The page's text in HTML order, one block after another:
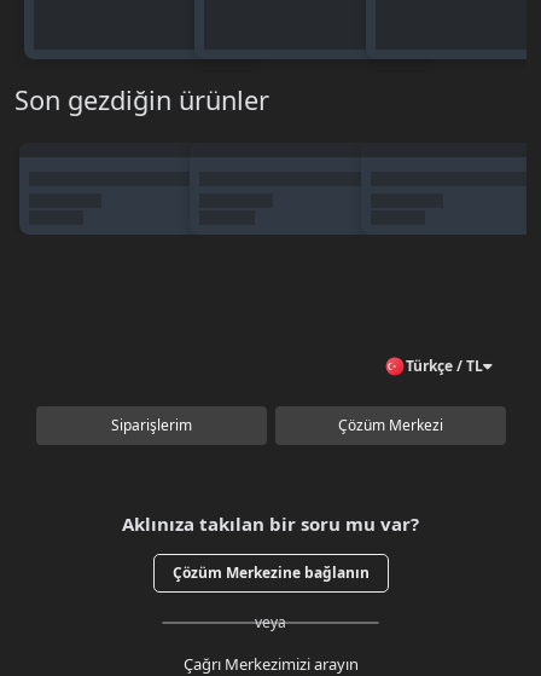
Son gezdiğin ürünler
Türkçe / TL
Siparişlerim Çözüm Merkezi
Aklınıza takılan bir soru mu var?
Çözüm Merkezine bağlanın
veya
Çağrı Merkezimizi arayın